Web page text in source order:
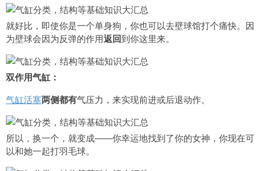
就好比，即使你是一个单身狗，你也可以去壁球馆打个痛快。因
为壁球会因为反弹的作用返回到你这里来。
双作用气缸：
气缸活塞两侧都有气压力，来实现前进或后退动作。
所以，换一个，就变成——你幸运地找到了你的女神，你现在可
以和她一起打羽毛球。